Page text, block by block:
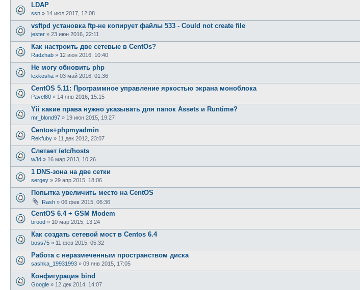
LDAP
ssn » 14 июл 2017, 12:08
vsftpd установка ftp-не копирует файлы 533 - Could not create file
jester » 23 июн 2016, 22:11
Как настроить две сетевые в CentOs?
Radzhab » 12 июн 2016, 10:40
Не могу обновить php
lexkosha » 03 май 2016, 01:36
CentOS 5.11: Программное управление яркостью экрана моноблока
Pavel80 » 14 янв 2016, 15:15
Yii какие права нужно указывать для папок Assets и Runtime?
mr_blond97 » 19 июн 2015, 19:27
Centos+phpmyadmin
Rekfuby » 11 дек 2012, 23:07
Слетает /etc/hosts
w3d » 16 мар 2013, 10:26
1 DNS-зона на две сетки
sergey » 29 апр 2015, 18:06
Попытка увеличить место на CentOS
Rash » 06 фев 2015, 06:36
CentOS 6.4 + GSM Modem
brood » 10 мар 2015, 13:24
Как создать сетевой мост в Centos 6.4
boss75 » 11 фев 2015, 05:32
Работа с неразмеченным пространством диска
sashka_19931993 » 09 янв 2015, 17:05
Конфигурация bind
Google » 12 дек 2014, 14:07